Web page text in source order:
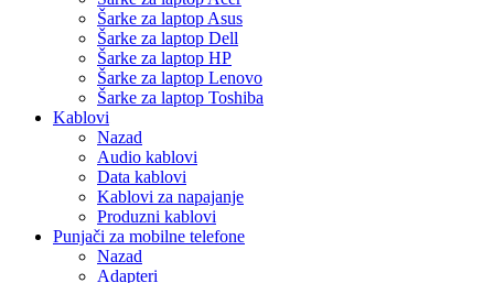
Šarke za laptop Asus
Šarke za laptop Dell
Šarke za laptop HP
Šarke za laptop Lenovo
Šarke za laptop Toshiba
Kablovi
Nazad
Audio kablovi
Data kablovi
Kablovi za napajanje
Produzni kablovi
Punjači za mobilne telefone
Nazad
Adapteri